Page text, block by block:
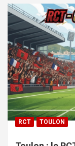
RCT TOULON